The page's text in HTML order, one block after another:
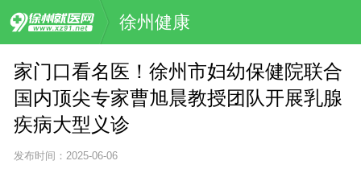
徐州健康
家门口看名医！徐州市妇幼保健院联合
国内顶尖专家曹旭晨教授团队开展乳腺
疾病大型义诊
发布时间：2025-06-06